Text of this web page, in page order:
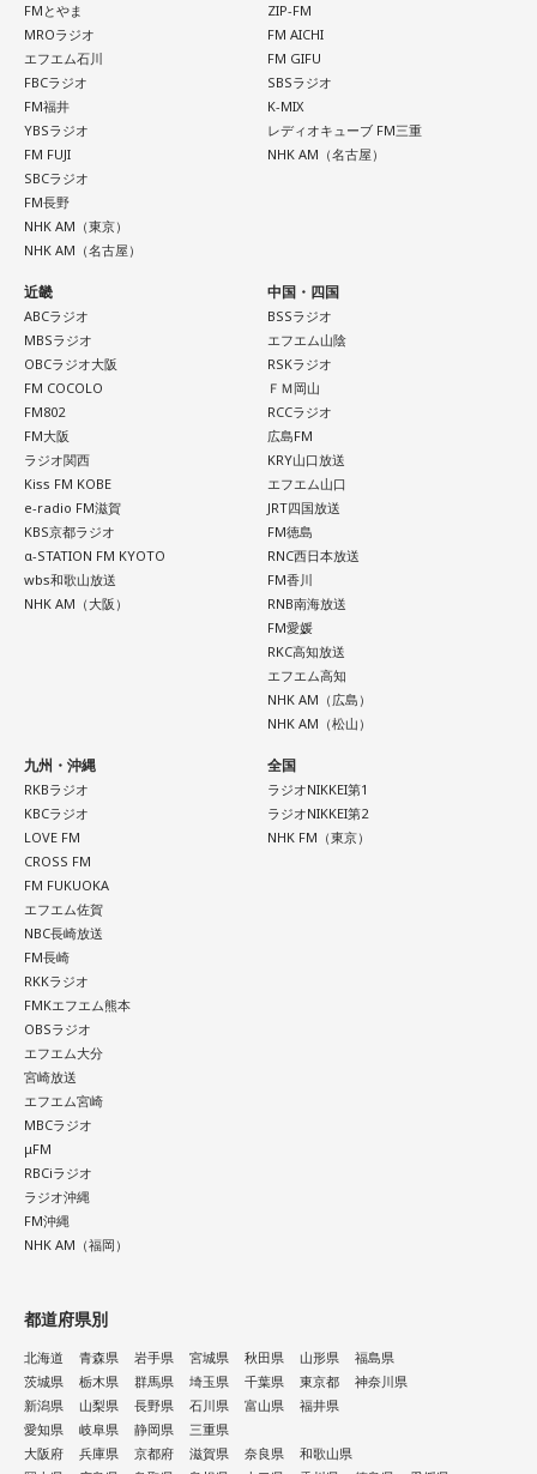
増す独特の緊張感を、ラジオを通じてお伝えできればと思い
ます。
よろしくお願いします！
「ニッポン放送ショウアップナイター ヤクルト×DeNA」
■放送日時：8月15日（土） 17時50分～試合終了 （延長対
応あり）
■スペシャルゲスト解説：髙津臣吾
■実況：師岡正雄アナウンサー
■番組X：@showup1242
■ハッシュタグ：#ショウアップナイター #60n
■メールアドレス：89@1242.com
■番組ホームページ：
https://www.1242.com/showup
FMとやま
MROラジオ
エフエム石川
FBCラジオ
FM福井
YBSラジオ
FM FUJI
SBCラジオ
FM長野
NHK AM（東京）
NHK AM（名古屋）
ZIP-FM
FM AICHI
FM GIFU
SBSラジオ
K-MIX
レディオキューブ FM三重
NHK AM（名古屋）
近畿
ABCラジオ
MBSラジオ
OBCラジオ大阪
FM COCOLO
FM802
FM大阪
ラジオ関西
Kiss FM KOBE
e-radio FM滋賀
KBS京都ラジオ
α-STATION FM KYOTO
wbs和歌山放送
NHK AM（大阪）
中国・四国
BSSラジオ
エフエム山陰
RSKラジオ
ＦＭ岡山
RCCラジオ
広島FM
KRY山口放送
エフエム山口
JRT四国放送
FM徳島
RNC西日本放送
FM香川
RNB南海放送
FM愛媛
RKC高知放送
エフエム高知
NHK AM（広島）
NHK AM（松山）
九州・沖縄
RKBラジオ
KBCラジオ
LOVE FM
CROSS FM
FM FUKUOKA
エフエム佐賀
NBC長崎放送
FM長崎
RKKラジオ
FMKエフエム熊本
OBSラジオ
エフエム大分
宮崎放送
エフエム宮崎
MBCラジオ
μFM
RBCiラジオ
ラジオ沖縄
FM沖縄
NHK AM（福岡）
全国
ラジオNIKKEI第1
ラジオNIKKEI第2
NHK FM（東京）
都道府県別
北海道 青森県 岩手県 宮城県 秋田県 山形県
福島県
茨城県
栃木県 群馬県 埼玉県 千葉県 東京都
神奈川県
新潟県
山梨県 長野県 石川県 富山県
福井県
愛知県
岐阜県 静岡県
三重県
大阪府
兵庫県 京都府 滋賀県 奈良県
和歌山県